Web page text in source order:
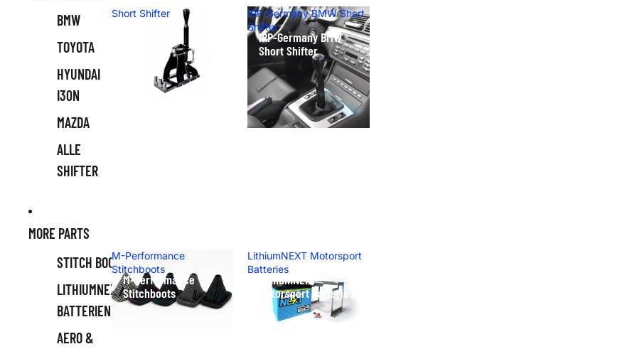
BMW
TOYOTA
HYUNDAI
I30N
MAZDA
ALLE
SHIFTER
Short Shifter
IRP-Germany BMW Short
Shifter
IRP-Germany BMW
Short Shifter
MORE PARTS
STITCH BOOTS
LITHIUMNEXT
BATTERIEN
AERO &
M-Performance
Stitchboots
M-Performance
Stitchboots
LithiumNEXT Motorsport
Batteries
LithiumNEXT
Motorsport Batteries